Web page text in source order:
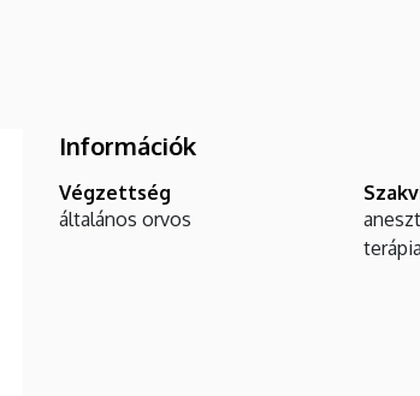
Információk
Végzettség
általános orvos
terápia